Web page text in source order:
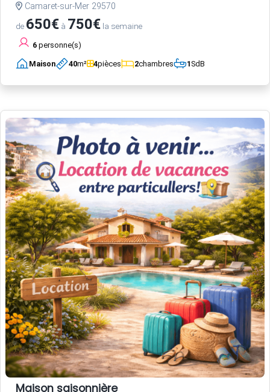
Camaret-sur-Mer 29570
de 650€ à 750€ la semaine
6 personne(s)
Maison 40m² 4pièces 2chambres 1SdB
Maison saisonnière